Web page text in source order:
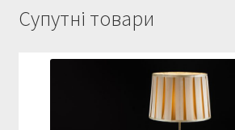
Супутні товари